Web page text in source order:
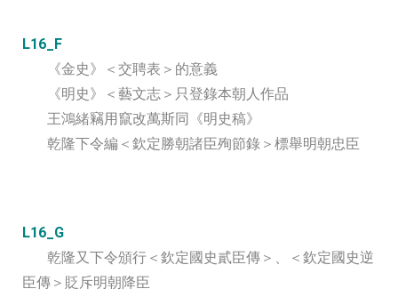
L16_F
《金史》＜交聘表＞的意義
《明史》＜藝文志＞只登錄本朝人作品
王鴻緒竊用竄改萬斯同《明史稿》
乾隆下令編＜欽定勝朝諸臣殉節錄＞標舉明朝忠臣
L16_G
乾隆又下令頒行＜欽定國史貳臣傳＞、＜欽定國史逆
臣傳＞貶斥明朝降臣